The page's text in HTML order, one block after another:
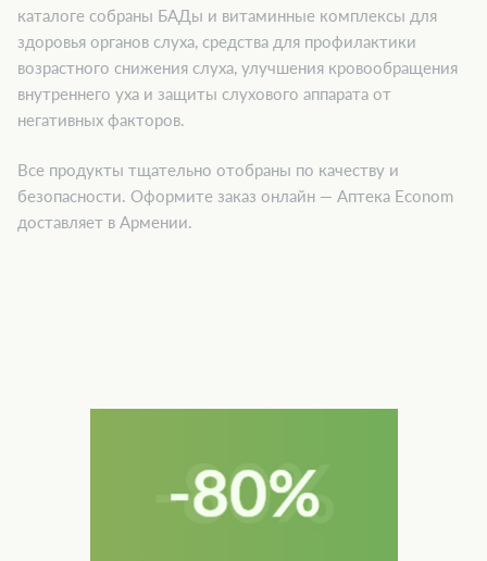
каталоге собраны БАДы и витаминные комплексы для
здоровья органов слуха, средства для профилактики
возрастного снижения слуха, улучшения кровообращения
внутреннего уха и защиты слухового аппарата от
негативных факторов.
Все продукты тщательно отобраны по качеству и
безопасности. Оформите заказ онлайн — Аптека Econom
доставляет в Армении.